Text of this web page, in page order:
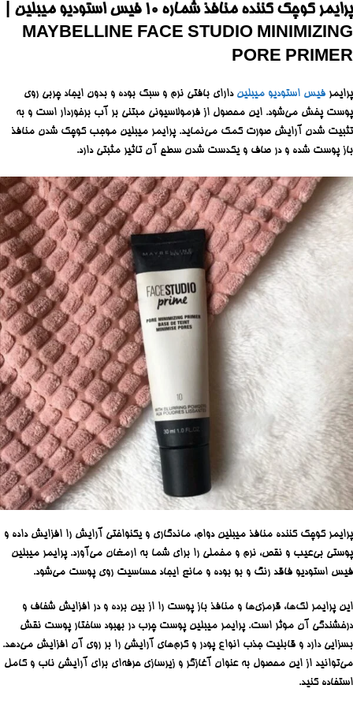
پرایمر کوچک کننده منافذ شماره 10 فیس استودیو میبلین |
MAYBELLINE FACE STUDIO MINIMIZING
PORE PRIMER
پرایمر فیس استودیو میبلین دارای بافتی نرم و سبک بوده و بدون ایجاد چربی روی
پوست پخش می‌شود. این محصول از فرمولاسیونی مبتنی بر آب برخوردار است و به
تثبیت شدن آرایش صورت کمک می‌نماید. پرایمر میبلین موجب کوچک شدن منافذ
باز پوست شده و در صاف و یکدست شدن سطح آن تاثیر مثبتی دارد.
پرایمر کوچک کننده منافذ میبلین دوام، ماندگاری و یکنواختی آرایش را افزایش داده و
پوستی بی‌عیب و نقص، نرم و مخملی را برای شما به ارمغان می‌آورد. پرایمر میبلین
فیس استودیو فاقد رنگ و بو بوده و مانع ایجاد حساسیت روی پوست می‌شود.
این پرایمر لک‌ها، قرمزی‌ها و منافذ باز پوست را از بین برده و در افزایش شفاف و
درخشندگی آن موثر است. پرایمر میبلین پوست چرب در بهبود ساختار پوست نقش
بسزایی دارد و قابلیت جذب انواع پودر و کرم‌های آرایشی را بر روی آن افزایش می‌دهد.
می‌توانید از این محصول به عنوان آغازگر و زیرسازی حرفه‌ای برای آرایشی ناب و کامل
استفاده کنید.